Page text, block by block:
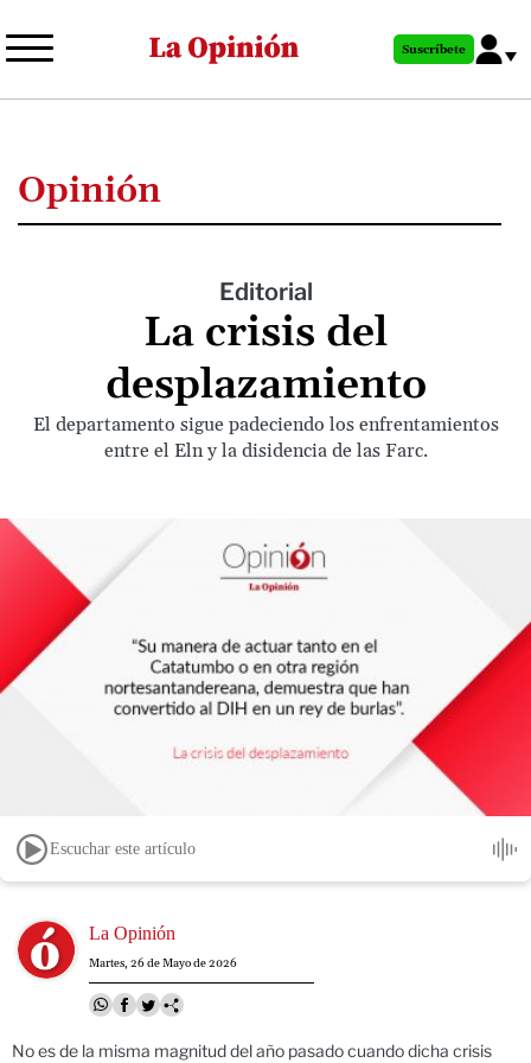
al
principal
Suscríbete
Opinión
Editorial
La crisis del
desplazamiento
El departamento sigue padeciendo los enfrentamientos
entre el Eln y la disidencia de las Farc.
Escuchar este artículo
Image La Opinión
Martes, 26 de Mayo de 2026
No es de la misma magnitud del año pasado cuando dicha crisis